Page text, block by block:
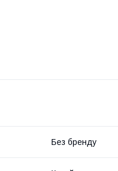
Без бренду